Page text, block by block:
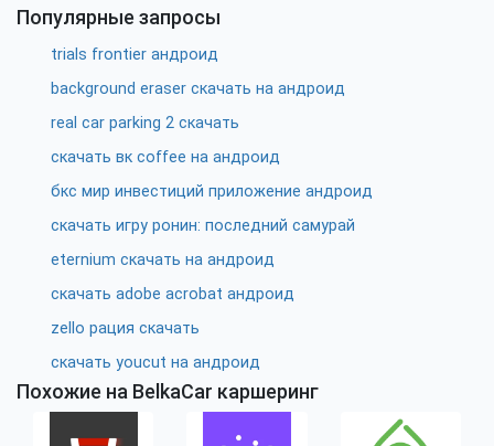
Популярные запросы
trials frontier андроид
background eraser скачать на андроид
real car parking 2 скачать
скачать вк coffee на андроид
бкс мир инвестиций приложение андроид
скачать игру ронин: последний самурай
eternium скачать на андроид
скачать adobe acrobat андроид
zello рация скачать
скачать youcut на андроид
Похожие на BelkaCar каршеринг